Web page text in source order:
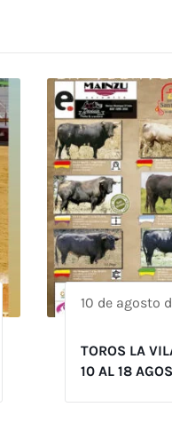
10 de agosto
TOROS LA
10 AL 18